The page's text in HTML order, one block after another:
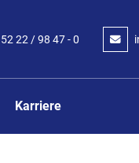
22 / 98 47 - 0
Karriere